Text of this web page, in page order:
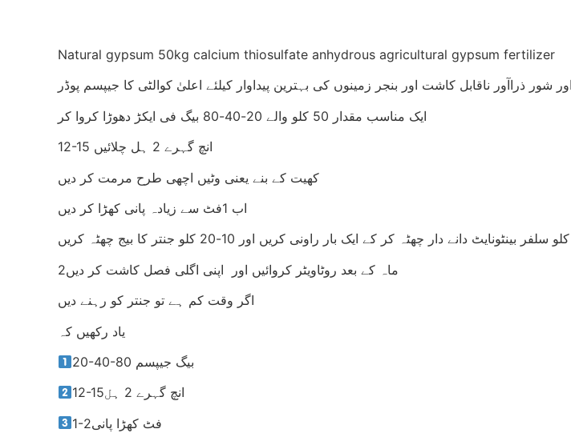
Natural gypsum 50kg calcium thiosulfate anhydrous agricultural gypsum fertilizer
شور ذراآور ناقابل کاشت اور بنجر زمینوں کی بہترین پیداوار کیلئے اعلیٰ کوالٹی کا جیپسم پوڈر
ایک مناسب مقدار 50 کلو والے 20-40-80 بیگ فی ایکڑ دھوڑا کروا کر
12-15 انچ گہرے 2 ہل چلائیں
کھیت کے بنے یعنی وٹیں اچھی طرح مرمت کر دیں
اب 1فٹ سے زیادہ پانی کھڑا کر دیں
2ماہ کے بعد روٹاویٹر کروائیں اور اپنی اگلی فصل کاشت کر دیں
اگر وقت کم ہے تو جنتر کو رہنے دیں
یاد رکھیں کہ
20-40-80 بیگ جیپسم
12-15انچ گہرے 2 ہل
1-2فٹ کھڑا پانی